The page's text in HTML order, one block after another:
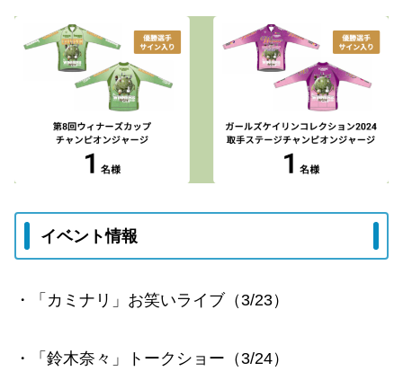
イベント情報
・「カミナリ」お笑いライブ（3/23）
・「鈴木奈々」トークショー（3/24）